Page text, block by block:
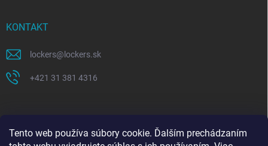
Tento web používa súbory cookie. Ďalším prechádzaním
KONTAKT
lockers@ lockers.sk
+421 31 381 4316